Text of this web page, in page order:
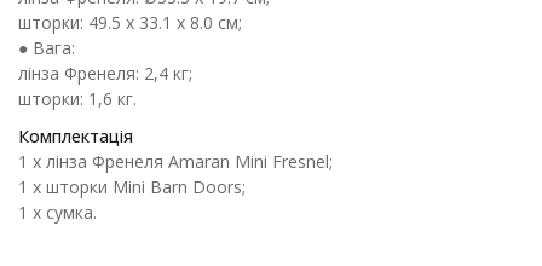
шторки: 49.5 x 33.1 x 8.0 см;
● Вага:
лінза Френеля: 2,4 кг;
шторки: 1,6 кг.
Комплектація
1 х лінза Френеля Amaran Mini Fresnel;
1 х шторки Mini Barn Doors;
1 х сумка.